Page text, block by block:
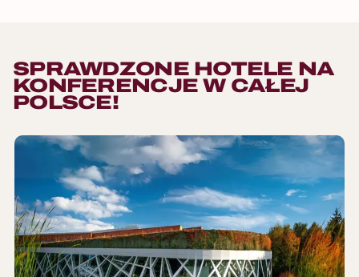
SPRAWDZONE HOTELE NA
KONFERENCJE W CAŁEJ
POLSCE!